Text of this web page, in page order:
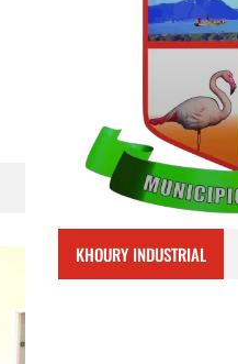
KHOURY INDUSTRIAL